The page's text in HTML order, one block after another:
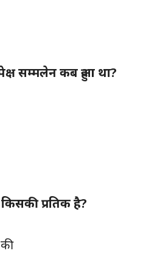
सम्मलेन कब हुआ था?
किसकी प्रतिक है?